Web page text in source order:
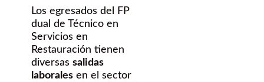
Los egresados del FP
dual de Técnico en
Servicios en
Restauración tienen
diversas salidas
laborales en el sector